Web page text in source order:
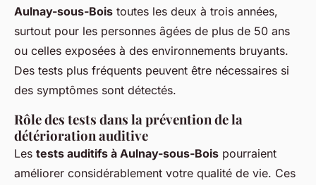
Aulnay-sous-Bois toutes les deux à trois années,
surtout pour les personnes âgées de plus de 50 ans
ou celles exposées à des environnements bruyants.
Des tests plus fréquents peuvent être nécessaires si
des symptômes sont détectés.
Rôle des tests dans la prévention de la
détérioration auditive
Les tests auditifs à Aulnay-sous-Bois pourraient
améliorer considérablement votre qualité de vie. Ces